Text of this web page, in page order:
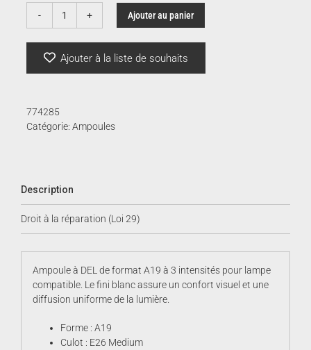
quantité
DEL
Ajouter au panier
Ajouter à la liste de souhaits
774285
Catégorie: Ampoules
Description
Droit à la réparation (Loi 29)
Ampoule à DEL de format A19 à 3 intensités pour lampe
compatible. Le fini blanc assure un confort visuel et une
diffusion uniforme de la lumière.
Forme : A19
Culot : E26 Medium